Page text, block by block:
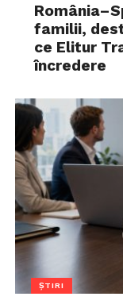
familii,
ce Elitur
încredere
ȘTIRI